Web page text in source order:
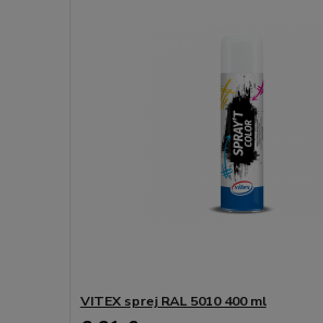
VITEX sprej RAL 5010 400 ml